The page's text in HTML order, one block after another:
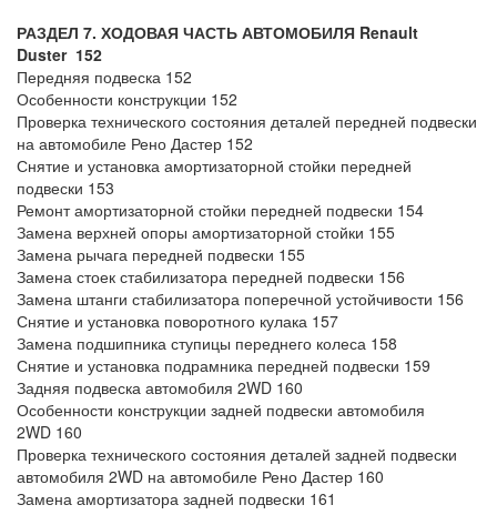
РАЗДЕЛ 7. ХОДОВАЯ ЧАСТЬ АВТОМОБИЛЯ Renault
Duster 152
Передняя подвеска 152
Особенности конструкции 152
Проверка технического состояния деталей передней подвески
на автомобиле Рено Дастер 152
Снятие и установка амортизаторной стойки передней
подвески 153
Ремонт амортизаторной стойки передней подвески 154
Замена верхней опоры амортизаторной стойки 155
Замена рычага передней подвески 155
Замена стоек стабилизатора передней подвески 156
Замена штанги стабилизатора поперечной устойчивости 156
Снятие и установка поворотного кулака 157
Замена подшипника ступицы переднего колеса 158
Снятие и установка подрамника передней подвески 159
Задняя подвеска автомобиля 2WD 160
Особенности конструкции задней подвески автомобиля
2WD 160
Проверка технического состояния деталей задней подвески
автомобиля 2WD на автомобиле Рено Дастер 160
Замена амортизатора задней подвески 161